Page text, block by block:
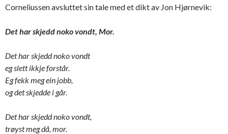
Corneliussen avsluttet sin tale med et dikt av Jon Hjørnevik:
Det har skjedd noko vondt, Mor.
Det har skjedd noko vondt
eg slett ikkje forstår.
Eg fekk meg ein jobb,
og det skjedde i går.
Det har skjedd noko vondt,
trøyst meg då, mor.